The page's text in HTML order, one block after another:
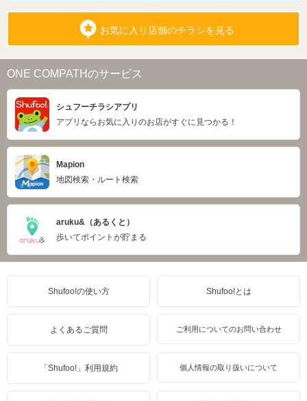
お気に入り店舗のチラシを見る
ONE COMPATHのサービス
シュフーチラシアプリ
アプリならお気に入りのお店がすぐに見つかる！
Mapion
地図検索・ルート検索
aruku&（あるくと）
歩いてポイントが貯まる
Shufoo!の使い方 Shufoo!とは
よくあるご質問 ご利用についてのお問い合わせ
「Shufoo!」利用規約 個人情報の取り扱いについて